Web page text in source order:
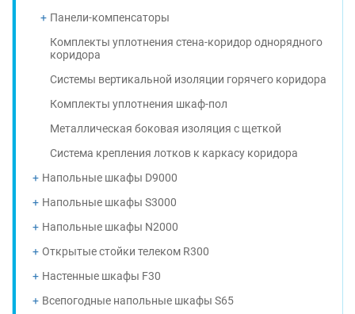
Панели-компенсаторы
Комплекты уплотнения стена-коридор однорядного
коридора
Системы вертикальной изоляции горячего коридора
Комплекты уплотнения шкаф-пол
Металлическая боковая изоляция с щеткой
Система крепления лотков к каркасу коридора
Напольные шкафы D9000
Напольные шкафы S3000
Напольные шкафы N2000
Открытые стойки телеком R300
Настенные шкафы F30
Всепогодные напольные шкафы S65